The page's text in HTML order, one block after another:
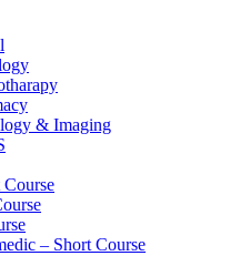
& Imaging
– Short Course